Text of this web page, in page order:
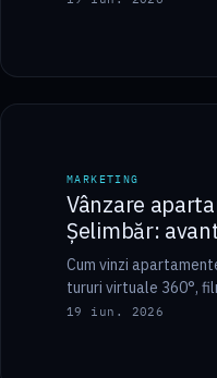
MARKETING
Vânzare
Șelimbăr:
Cum vinzi
tururi virtuale 360°,
cartiere — fără…
19 iun. 2026